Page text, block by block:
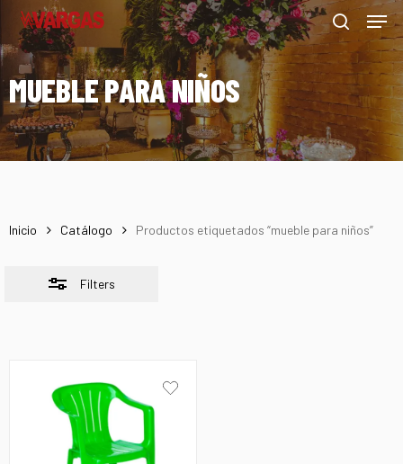
Skip
main
content
search
Menu
MUEBLE PARA NIÑOS
Inicio Catálogo Productos etiquetados “mueble para niños”
Filters
Close
Filters
Menu